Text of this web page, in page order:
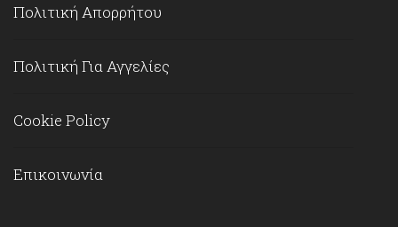
Πολιτική Απορρήτου
Πολιτική Για Αγγελίες
Cookie Policy
Επικοινωνία